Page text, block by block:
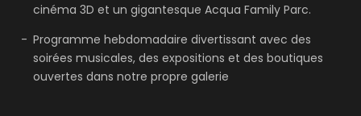
cinéma 3D et un gigantesque Acqua Family Parc.
Programme hebdomadaire divertissant avec des
soirées musicales, des expositions et des boutiques
ouvertes dans notre propre galerie